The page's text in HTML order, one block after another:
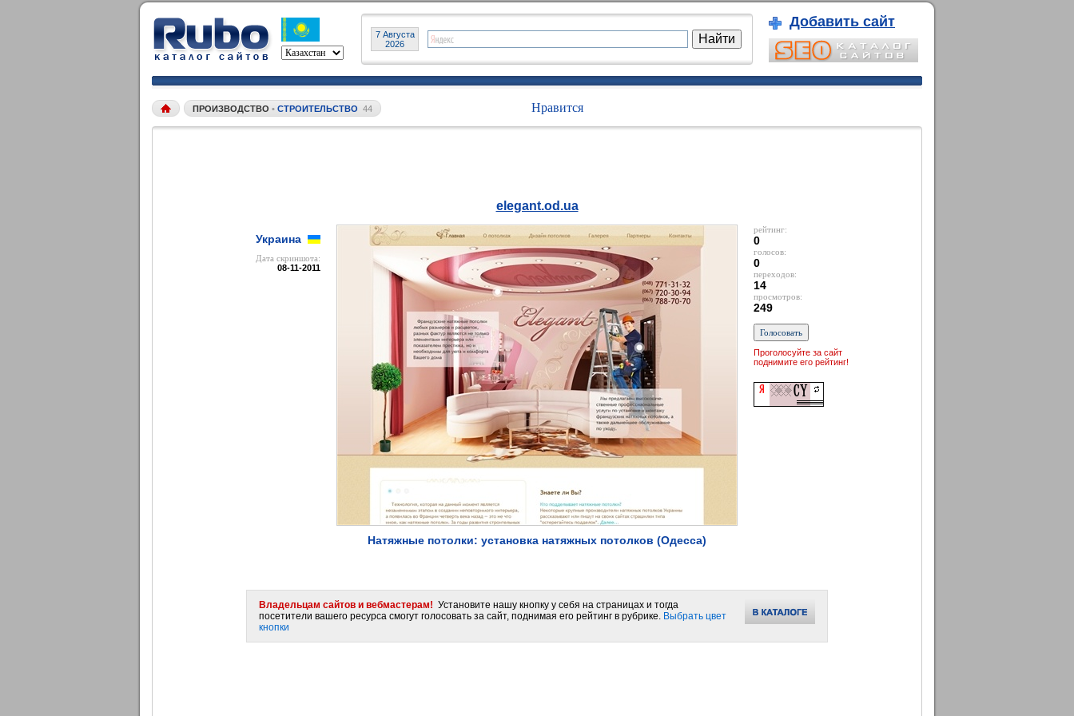
7 Августа
2026
Добавить сайт
ПРОИЗВОДСТВО • СТРОИТЕЛЬСТВО 44 Нравится
Украина
Дата cкриншота:
08-11-2011
elegant.od.ua
Натяжные потолки: установка натяжных потолков (Одесса)
рейтинг:
0
голосов:
0
переходов:
14
просмотров:
249
Проголосуйте за сайт
поднимите его рейтинг!
Владельцам сайтов и вебмастерам! Установите нашу кнопку у себя на страницах и тогда
посетители вашего ресурса смогут голосовать за сайт, поднимая его рейтинг в рубрике. Выбрать цвет
кнопки